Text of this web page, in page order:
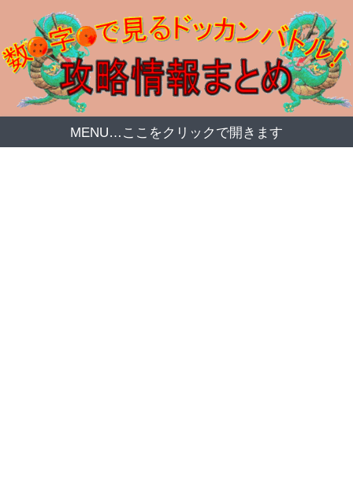
MENU…ここをクリックで開きます